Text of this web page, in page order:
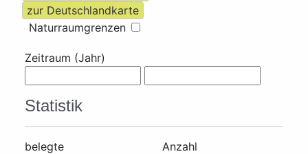
Naturraumgrenzen
Zeitraum (Jahr)
Statistik
belegte
Anzahl